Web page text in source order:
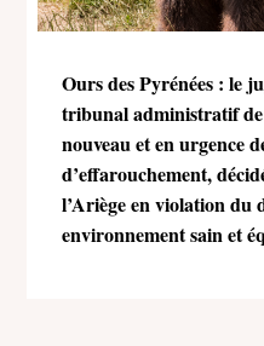
Ours des Pyrénées : le
tribunal administratif de
nouveau et en urgence
d’effarouchement,
l’Ariège en violation du
environnement sain et